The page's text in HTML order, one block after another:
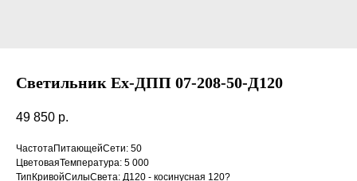
Светильник Ex-ДПП 07-208-50-Д120
49 850 р.
ЧастотаПитающейСети: 50
ЦветоваяТемпература: 5 000
ТипКривойСилыСвета: Д120 - косинусная 120?